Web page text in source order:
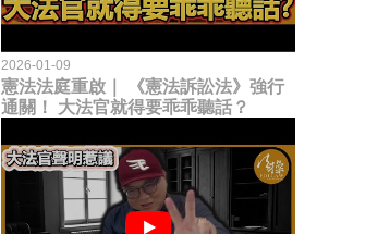
2026-01-09
憲法法庭重啟｜ 《憲法訴訟法》強行
通關！ 大法官就得要乖乖聽話？